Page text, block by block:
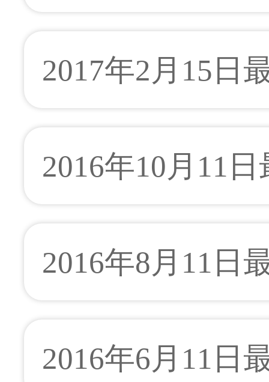
2017年2月15日
2016年10月11
2016年8月11日
2016年6月11日